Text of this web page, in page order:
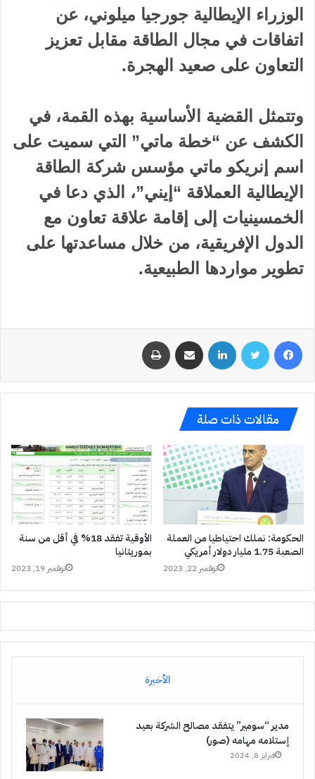
الوزراء الإيطالية جورجيا ميلوني، عن
اتفاقات في مجال الطاقة مقابل تعزيز
التعاون على صعيد الهجرة.
وتتمثل القضية الأساسية بهذه القمة، في
الكشف عن “خطة ماتي” التي سميت على
اسم إنريكو ماتي مؤسس شركة الطاقة
الإيطالية العملاقة “إيني”، الذي دعا في
الخمسينيات إلى إقامة علاقة تعاون مع
الدول الإفريقية، من خلال مساعدتها على
تطوير مواردها الطبيعية.
فيسبوك تويتر لينكدإن مشاركة عبر البريد طباعة
مقالات ذات صلة
الأوقية تفقد 18% في أقل من سنة
بموريتانيا
نوفمبر 19, 2023
الحكومة: نملك احتياطيا من العملة
الصعبة 1.75 مليار دولار أمريكي
نوفمبر 22, 2023
الأخيرة
مدير “سومير” يتفقد مصالح الشركة بعيد
إستلامه مهامه (صور)
فبراير 8, 2024